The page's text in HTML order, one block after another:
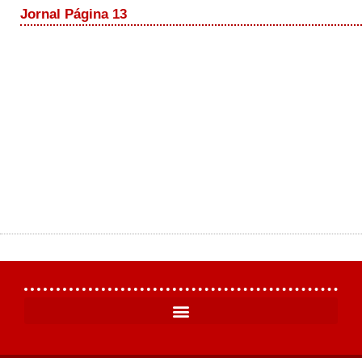
Jornal Página 13